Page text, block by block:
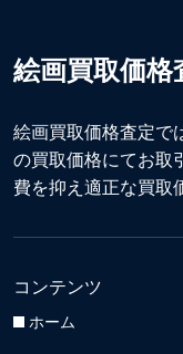
絵画買取価格
絵画買取価格査定で
の買取価格にてお取
費を抑え適正な買取
コンテンツ
ホーム